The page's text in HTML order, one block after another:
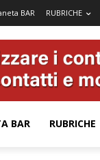
BAR RUBRICHE
BAR RUBRICHE